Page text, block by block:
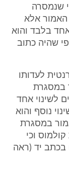
שנמסרה
האמור אלא
בלבד והוא
יהיו בשיעור 7% ולא 10% כפי שהיה כתוב
לעדותו
במסגרת
לשינוי אחד
נוסף והוא
במסגרת
וכי
בכתב יד (ראה